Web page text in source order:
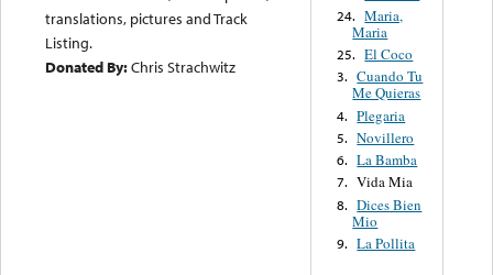
translations, pictures and Track
Listing.
Donated By:Chris Strachwitz
24. Maria,
Maria
25. El Coco
3. Cuando Tu
Me Quieras
4. Plegaria
5. Novillero
6. La Bamba
7. Vida Mia
8. Dices Bien
Mio
9. La Pollita